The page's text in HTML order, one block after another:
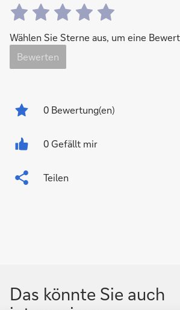
Wählen Sie Sterne aus, um eine
Bewerten
0 Bewertung(en)
0 Gefällt mir
Teilen
Das könnte Sie auch